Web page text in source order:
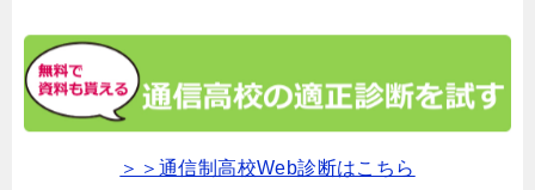
＞＞通信制高校Web診断はこちら